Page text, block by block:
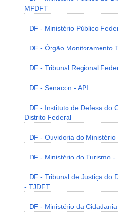
MPDFT
DF - Ministério Público
DF - Órgão Monitoramento
DF - Tribunal Regional
DF - Senacon - API
DF - Instituto de Defesa do
Distrito Federal
DF - Ouvidoria do
DF - Ministério do Turismo -
DF - Tribunal de Justiça do
- TJDFT
DF - Ministério da